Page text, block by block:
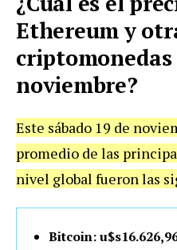
Ethereum y
criptomonedas
noviembre?
Este sábado 19 de
promedio de las
nivel global fueron las
Bitcoin: